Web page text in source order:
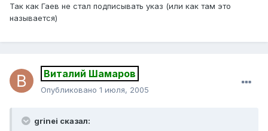
Так как Гаев не стал подписывать указ (или как там это
называется)
Виталий Шамаров
Опубликовано 1 июля, 2005
grinei сказал: